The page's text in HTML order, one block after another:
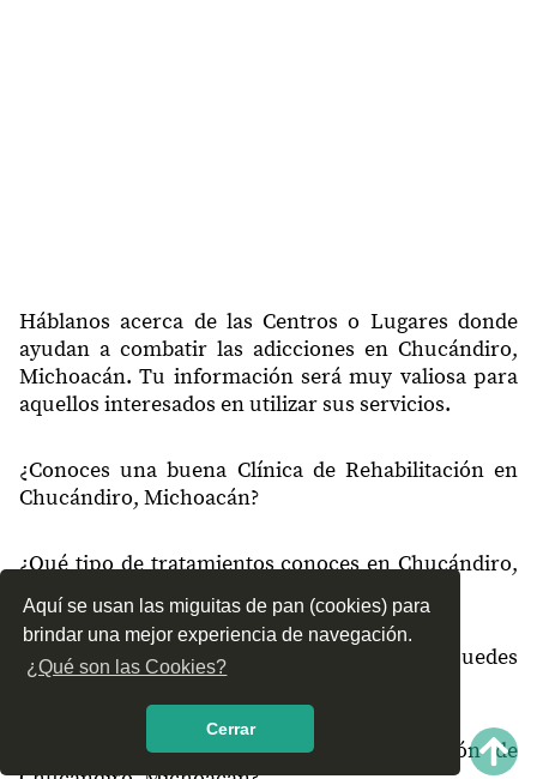
Aquí se usan las miguitas de pan (cookies) para
brindar una mejor experiencia de navegación.
¿Qué son las Cookies?
Cerrar
Háblanos acerca de las Centros o Lugares donde
ayudan a combatir las adicciones en Chucándiro,
Michoacán. Tu información será muy valiosa para
aquellos interesados en utilizar sus servicios.
¿Conoces una buena Clínica de Rehabilitación en
Chucándiro, Michoacán?
¿Qué tipo de tratamientos conoces en Chucándiro,
Michoacán?
¿Cómo es el servicio de las Clínicas que puedes
encontrar en Chucándiro, Michoacán?
¿Recomiendas las Clínicas de Rehabilitación de